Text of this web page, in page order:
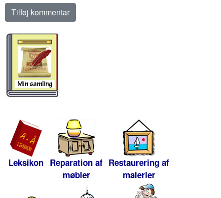
Leksikon Reparation af
møbler
Restaurering af
malerier